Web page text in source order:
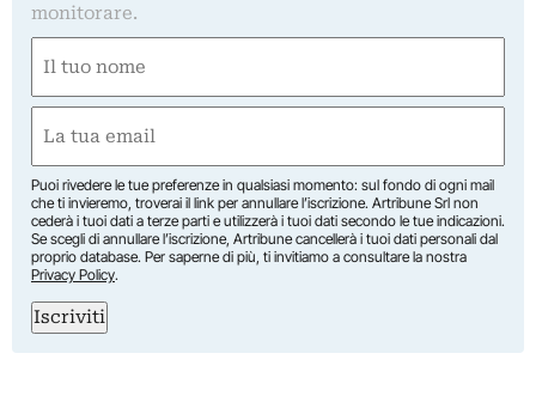
monitorare.
(Obbligatorio)
Nome
(Obbligatorio)
Puoi rivedere le tue preferenze in qualsiasi momento: sul fondo di ogni mail
che ti invieremo, troverai il link per annullare l’iscrizione. Artribune Srl non
cederà i tuoi dati a terze parti e utilizzerà i tuoi dati secondo le tue indicazioni.
Se scegli di annullare l’iscrizione, Artribune cancellerà i tuoi dati personali dal
proprio database. Per saperne di più, ti invitiamo a consultare la nostra
Privacy Policy.
Iscriviti